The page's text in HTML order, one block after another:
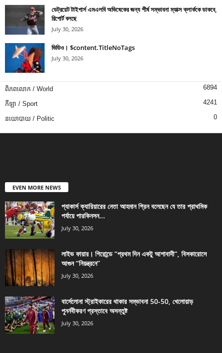
ডেট্রয়েট টাইগার্স এমএলবি অভিষেকের জন্য শীর্ষ সম্ভাবনা ম্যাক্স ক্লার্ককে ডাকবে,
রিপোর্ট বলছে
July 30, 2026
ভিডিও। $content.TitleNoTags
July 30, 2026
ពិភពលោក / World 6894
កីឡា / Sport 4241
នយោបាយ / Politic 0
EVEN MORE NEWS
প্যাকার্স ক্যারিয়ারের নেতা আহমান গ্রিন বলেছেন যে তার প্রাথমিক
পর্যায়ে পারকিনসন...
July 30, 2026
লাইভ ফায়ার। গিরোন্ডে “প্রথম দিন একটু আশাবাদী”, বিসকারোসে
আগুন “নিয়ন্ত্রনে”
July 30, 2026
বার্সেলোনা স্ট্রাইকারের থাকার সম্ভাবনা 50-50, খেলোয়াড়
পুনর্নবীকরণ প্রস্তাবে অসন্তুষ্ট
July 30, 2026